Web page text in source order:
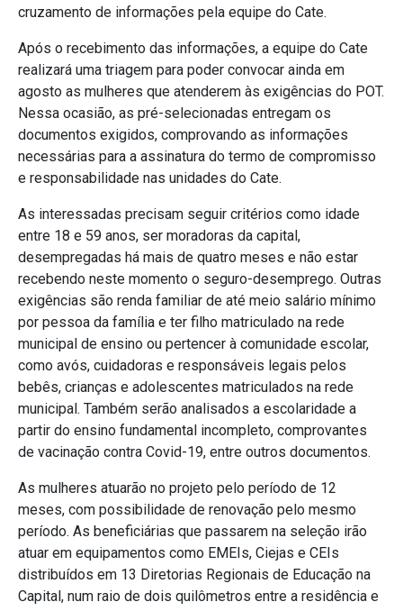
cruzamento de informações pela equipe do Cate.
Após o recebimento das informações, a equipe do Cate
realizará uma triagem para poder convocar ainda em
agosto as mulheres que atenderem às exigências do POT.
Nessa ocasião, as pré-selecionadas entregam os
documentos exigidos, comprovando as informações
necessárias para a assinatura do termo de compromisso
e responsabilidade nas unidades do Cate.
As interessadas precisam seguir critérios como idade
entre 18 e 59 anos, ser moradoras da capital,
desempregadas há mais de quatro meses e não estar
recebendo neste momento o seguro-desemprego. Outras
exigências são renda familiar de até meio salário mínimo
por pessoa da família e ter filho matriculado na rede
municipal de ensino ou pertencer à comunidade escolar,
como avós, cuidadoras e responsáveis legais pelos
bebês, crianças e adolescentes matriculados na rede
municipal. Também serão analisados a escolaridade a
partir do ensino fundamental incompleto, comprovantes
de vacinação contra Covid-19, entre outros documentos.
As mulheres atuarão no projeto pelo período de 12
meses, com possibilidade de renovação pelo mesmo
período. As beneficiárias que passarem na seleção irão
atuar em equipamentos como EMEIs, Ciejas e CEIs
distribuídos em 13 Diretorias Regionais de Educação na
Capital, num raio de dois quilômetros entre a residência e